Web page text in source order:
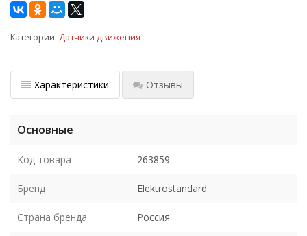
Категории: Датчики движения
Характеристики Отзывы
Основные
Код товара 263859
Бренд Elektrostandard
Страна бренда Россия